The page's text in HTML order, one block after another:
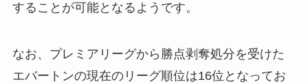
することが可能となるようです。
なお、プレミアリーグから勝点剥奪処分を受けた
エバートンの現在のリーグ順位は16位となってお